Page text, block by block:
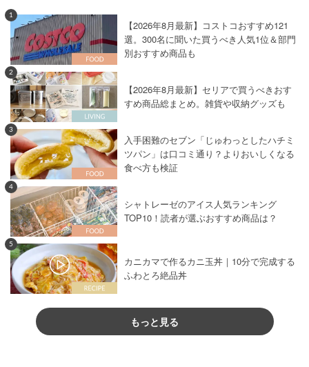
1
【2026年8月最新】コストコおすすめ121
選。300名に聞いた買うべき人気1位＆部門
別おすすめ商品も
2
【2026年8月最新】セリアで買うべきおす
すめ商品総まとめ。雑貨や収納グッズも
3
入手困難のセブン「じゅわっとしたハチミ
ツパン」は口コミ通り？よりおいしくなる
食べ方も検証
4
シャトレーゼのアイス人気ランキング
TOP10！読者が選ぶおすすめ商品は？
5
カニカマで作るカニ玉丼｜10分で完成する
ふわとろ絶品丼
もっと見る